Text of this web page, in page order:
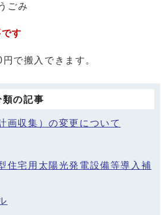
ごみ
す
で搬入できます。
類の記事
画収集）の変更について
住宅用太陽光発電設備等導入補